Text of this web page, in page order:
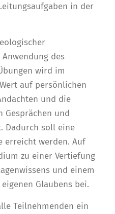
in der
des
wird im
auf persönlichen
und die
Gesprächen und
Dadurch soll eine
erreicht werden. Auf
zu einer Vertiefung
und einem
Glaubens bei.
Teilnehmenden ein